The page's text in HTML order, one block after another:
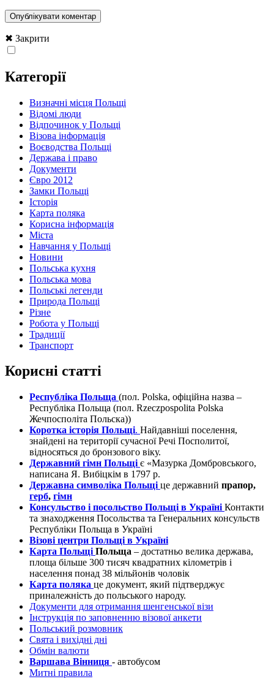
✖ Закрити
Категорії
Визначні місця Польщі
Відомі люди
Відпочинок у Польщі
Візова інформація
Воєводства Польщі
Держава і право
Документи
Євро 2012
Замки Польщі
Історія
Карта поляка
Корисна інформація
Міста
Навчання у Польщі
Новини
Польська кухня
Польська мова
Польські легенди
Природа Польщі
Різне
Робота у Польщі
Традиції
Транспорт
Корисні статті
Республіка Польща (пол. Polska, офіційна назва –
Республіка Польща (пол. Rzeczpospolita Polska
Жечпосполіта Польска))
Коротка історія Польщі. Найдавніші поселення,
знайдені на території сучасної Речі Посполитої,
відносяться до бронзового віку.
Державний гімн Польщі є «Мазурка Домбровського,
написана Я. Вибіцкім в 1797 р.
Державна символіка Польщі це державний прапор,
герб, гімн
Консульство і посольство Польщі в Україні Контакти
та знаходження Посольства та Генеральних консульств
Республіки Польща в Україні
Візові центри Польщі в Україні
Карта Польщі Польща – достатньо велика держава,
площа більше 300 тисяч квадратних кілометрів і
населення понад 38 мільйонів чоловік
Карта поляка це документ, який підтверджує
приналежність до польського народу.
Документи для отримання шенгенської візи
Інструкція по заповненню візової анкети
Польський розмовник
Свята і вихідні дні
Обмін валюти
Варшава Вінниця - автобусом
Митні правила